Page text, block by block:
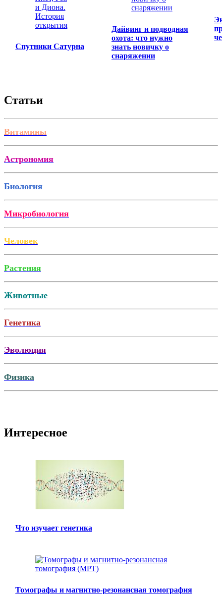
Спутники Сатурна
Дайвинг и подводная
охота: что нужно
знать новичку о
снаряжении
Статьи
Витамины
Астрономия
Биология
Микробиология
Человек
Растения
Животные
Генетика
Эволюция
Физика
Интересное
Что изучает генетика
Томографы и магнитно-резонансная томография